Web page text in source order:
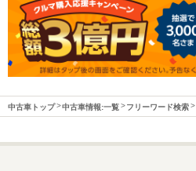
中古車トップ 中古車情報:一覧 フリーワード検索